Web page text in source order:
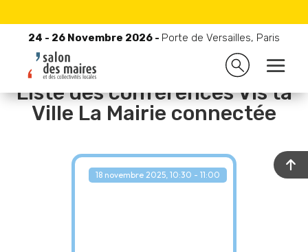
24 - 26 Novembre 2026 - Porte de Versailles, Paris
24 - 26 Novembre 2026 - Porte de Versailles, Paris
Liste des conférences Vis ta
Ville La Mairie connectée